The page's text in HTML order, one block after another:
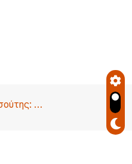
Μασούτης: Κλείνει 47+5 καταστήματα με υπόδειξη της Επιτροπής Ανταγωνισμού. Χωρίς αλλαγές στην Λήμνο